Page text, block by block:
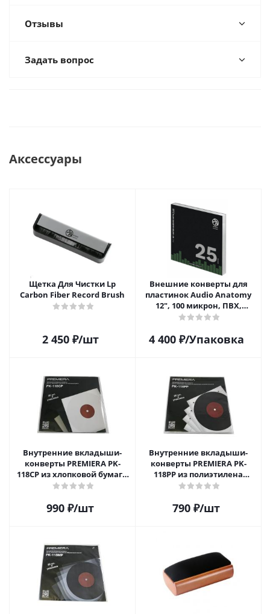
Отзывы
Задать вопрос
Аксессуары
Щетка Для Чистки Lp
Carbon Fiber Record Brush
2 450₽/шт
Внешние конверты для
пластинок Audio Anatomy
12", 100 микрон, ПВХ,
GATEFOLD (25 шт)
4 400₽/Упаковка
Внутренние вкладыши-
конверты PREMIERA PK-
118CP из хлопковой бумаги
для 12" виниловых
990 ₽/шт
Внутренние вкладыши-
конверты PREMIERA PK-
118PP из полиэтилена
высокой плотности для 12"
шт.
790 ₽/шт